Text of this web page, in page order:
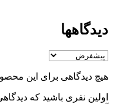
دیدگاهها
هیچ دیدگاهی برای این
اولین نفری باشید که